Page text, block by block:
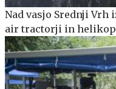
Nad vasjo Srednji
air tractorji in